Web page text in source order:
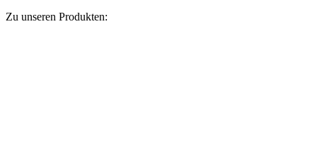
Zu unseren Produkten: